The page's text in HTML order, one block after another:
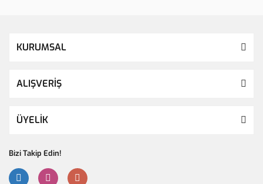
KURUMSAL
ALIŞVERİŞ
ÜYELİK
Bizi Takip Edin!